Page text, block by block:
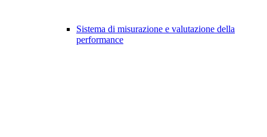
Sistema di misurazione e valutazione della
performance